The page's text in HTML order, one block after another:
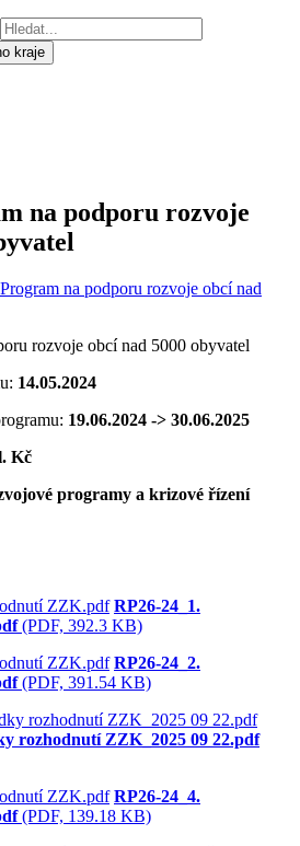
na podporu rozvoje
na podporu rozvoje obcí nad
rozvoje obcí nad 5000 obyvatel
14.05.2024
19.06.2024 -> 30.06.2025
Kč
programy a krizové řízení
RP26-24_1.
(PDF, 392.3 KB)
RP26-24_2.
(PDF, 391.54 KB)
rozhodnutí ZZK_2025 09 22.pdf
RP26-24_4.
(PDF, 139.18 KB)